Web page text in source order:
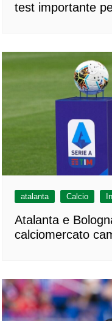
test importante
atalanta Calcio
Atalanta e
calciomercato